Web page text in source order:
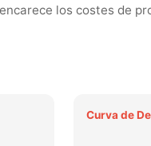
los costes de
Curva de